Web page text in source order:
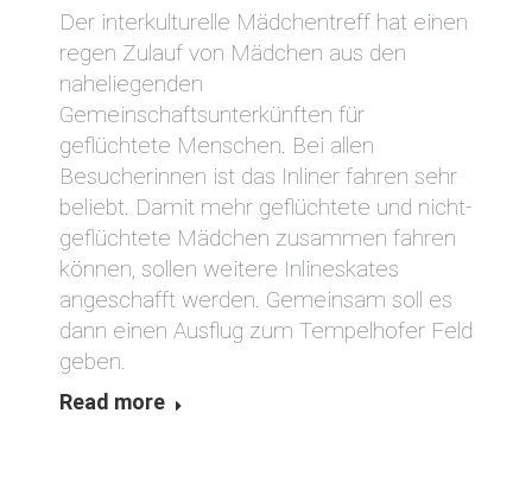
Der interkulturelle Mädchentreff hat einen
regen Zulauf von Mädchen aus den
naheliegenden
Gemeinschaftsunterkünften für
geflüchtete Menschen. Bei allen
Besucherinnen ist das Inliner fahren sehr
beliebt. Damit mehr geflüchtete und nicht-
geflüchtete Mädchen zusammen fahren
können, sollen weitere Inlineskates
angeschafft werden. Gemeinsam soll es
dann einen Ausflug zum Tempelhofer Feld
geben.
Read more